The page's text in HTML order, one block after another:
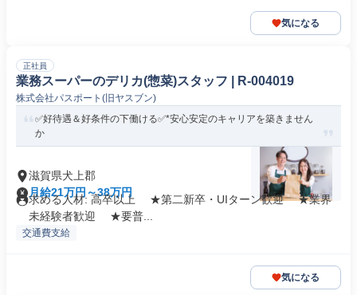
気になる
正社員
業務スーパーのデリカ(惣菜)スタッフ | R-004019
株式会社パスポート(旧ヤスブン)
✅好待遇＆好条件の下働ける✅*安心安定のキャリアを築きません
か
滋賀県犬上郡
月給21万円～38万円
求める人材: 高卒以上 ★第二新卒・UIターン歓迎 ★業界
未経験者歓迎 ★要普...
交通費支給
気になる